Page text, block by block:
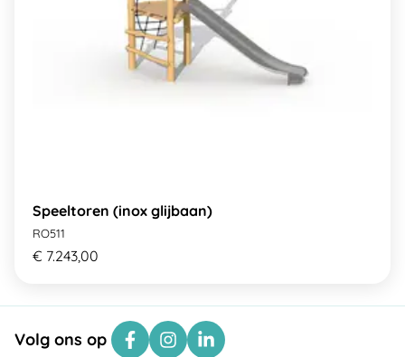
Speeltoren (inox glijbaan)
RO511
€ 7.243,00
Volg ons op